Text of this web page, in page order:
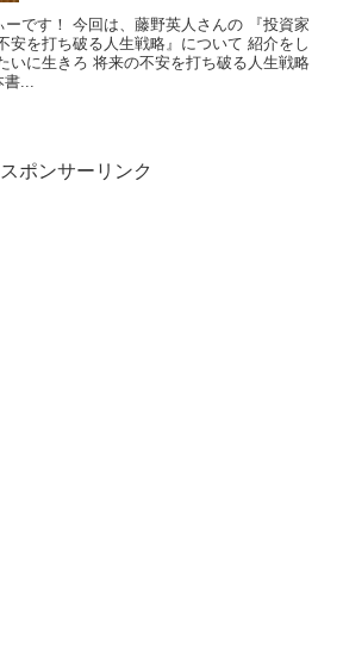
です！ 今回は、藤野英人さんの 『投資家
安を打ち破る人生戦略』について 紹介をし
いに生きろ 将来の不安を打ち破る人生戦略
書...
スポンサーリンク